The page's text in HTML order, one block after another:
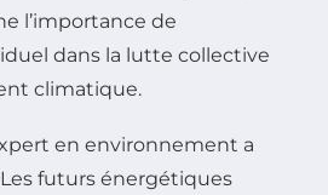
l’importance de
dans la lutte collective
climatique.
en environnement a
Les futurs énergétiques